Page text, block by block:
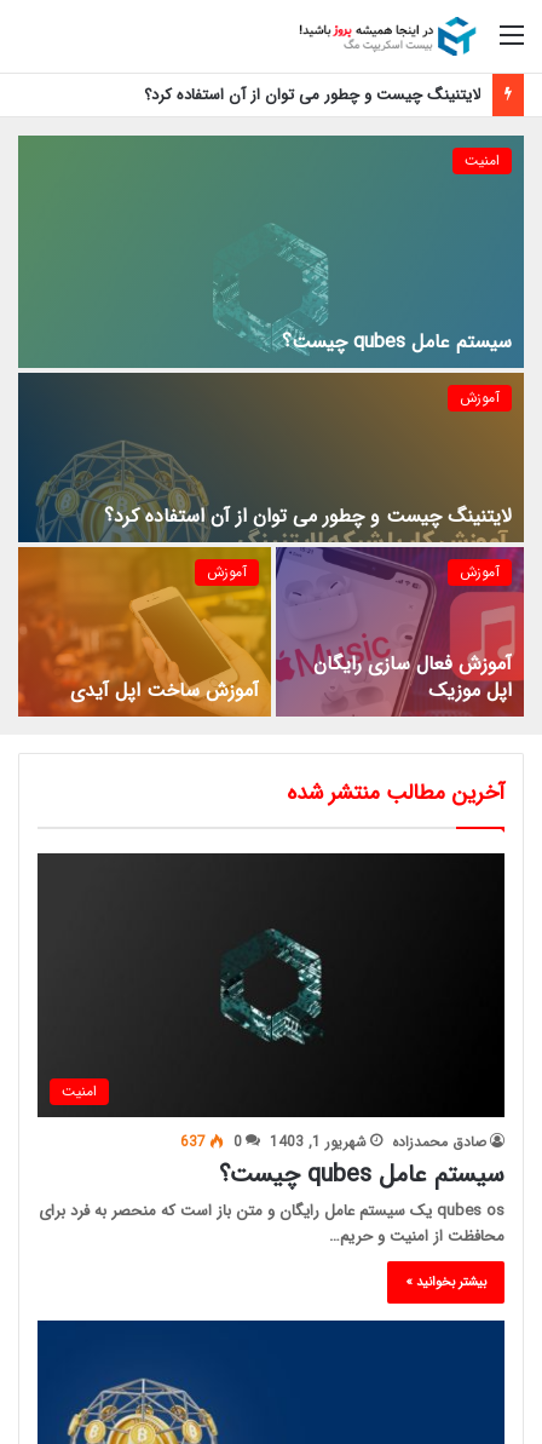
منو
آموزش فعال سازی رایگان اپل موزیک
امنیت
سیستم عامل qubes چیست؟
آموزش
لایتنینگ چیست و چطور می توان از آن استفاده کرد؟
آموزش
آموزش فعال سازی رایگان
اپل موزیک
آموزش
آموزش ساخت اپل آیدی
آخرین مطالب منتشر شده
امنیت
صادق محمدزاده شهریور 1, 1403 0
637
سیستم عامل qubes چیست؟
qubes os یک سیستم عامل رایگان و متن باز است که منحصر به فرد برای
محافظت از امنیت و حریم…
بیشتر بخوانید »